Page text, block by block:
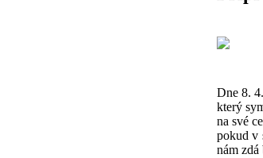
Dne 8.
který
na své
pokud v
nám